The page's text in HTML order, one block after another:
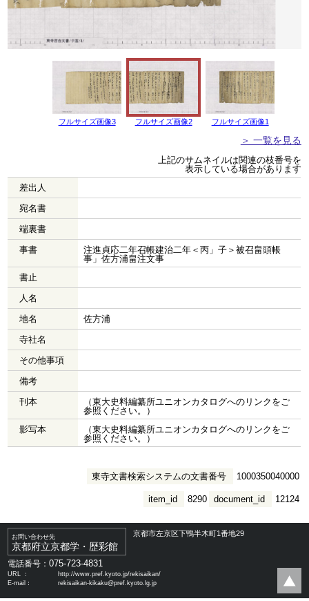
フルサイズ画像3 フルサイズ画像2 フルサイズ画像1
＞ 一覧を見る
上記のサムネイルは関連の枝番号を
表示している場合があります
差出人
宛名書
端裏書
事書
注進貞応二年召帳建治二年＜丙」子＞被召畠頭帳
事」佐方浦畠注文事
書止
人名
地名
佐方浦
寺社名
その他事項
備考
刊本
（東大史料編纂所ユニオンカタログへのリンクをご
参照ください。）
影写本
（東大史料編纂所ユニオンカタログへのリンクをご
参照ください。）
東寺文書検索システムの文書番号 1000350040000
document_id 12124
item_id 8290
お問い合わせ先
京都府立京都学・歴彩館
京都市左京区下鴨半木町1番地29
電話番号：075-723-4831
URL ：
http://www.pref.kyoto.jp/rekisaikan/
E-mail：
rekisaikan-kikaku@pref.kyoto.lg.jp